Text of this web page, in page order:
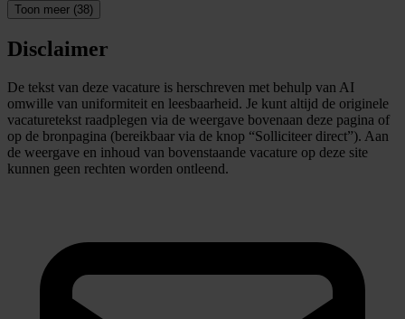
Toon meer (38)
Disclaimer
De tekst van deze vacature is herschreven met behulp van AI
omwille van uniformiteit en leesbaarheid. Je kunt altijd de originele
vacaturetekst raadplegen via de weergave bovenaan deze pagina of
op de bronpagina (bereikbaar via de knop “Solliciteer direct”). Aan
de weergave en inhoud van bovenstaande vacature op deze site
kunnen geen rechten worden ontleend.